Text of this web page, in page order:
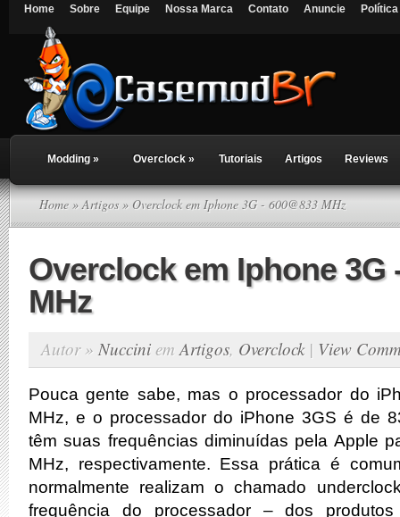
Home Sobre Equipe Nossa Marca Contato Anuncie
Modding » Overclock » Tutoriais Artigos Reviews
Home »Artigos» Overclock em Iphone 3G - 600@833 MHz
Overclock em Iphone 3G
MHz
Autor » Nuccini emArtigos, Overclock| View
Pouca gente sabe, mas o processador do
MHz, e o processador do iPhone 3GS é de
têm suas frequências diminuídas pela Apple
MHz, respectivamente. Essa prática é
normalmente realizam o chamado
frequência do processador – dos produtos